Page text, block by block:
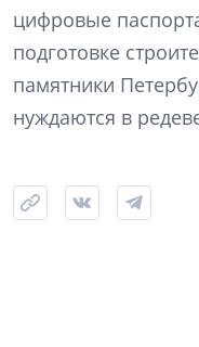
цифровые
подготовке
памятники
нуждаются в